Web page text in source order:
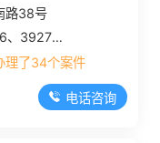
路38号
、3927房
理了34个案件
电话咨询